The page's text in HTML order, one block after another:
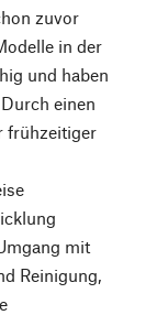
zuvor
in der
und haben
einen
frühzeitiger
mit
Reinigung,